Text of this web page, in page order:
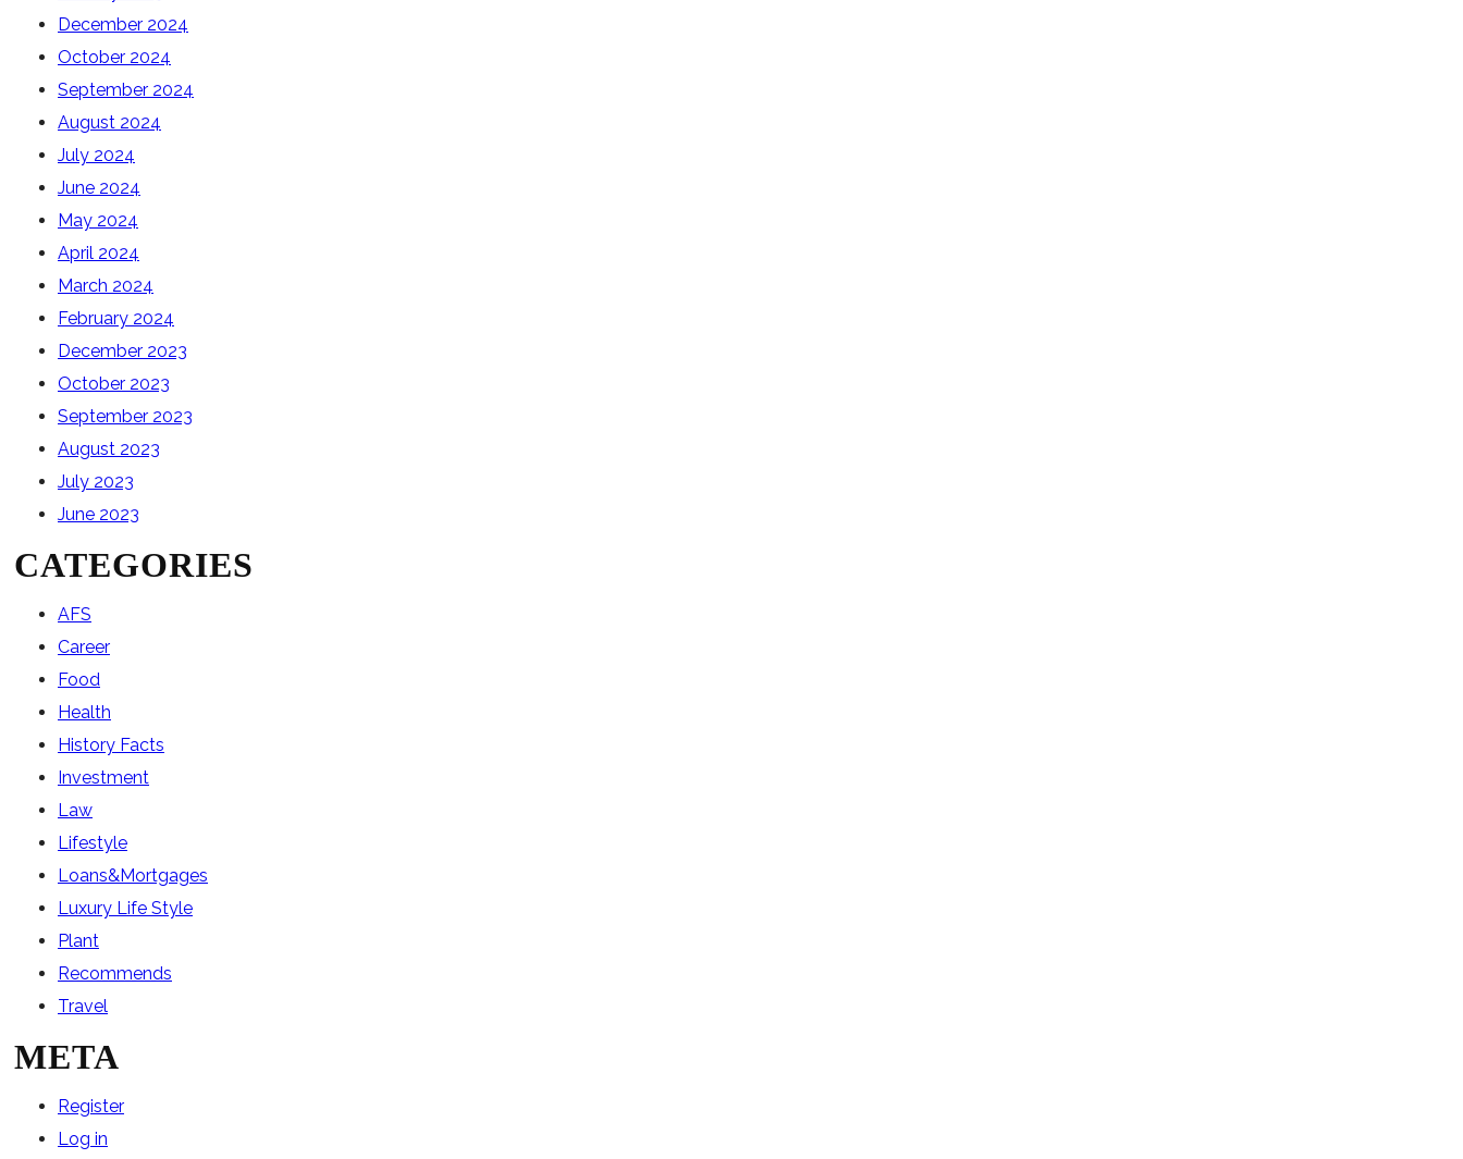
December 2024
October 2024
September 2024
August 2024
July 2024
June 2024
May 2024
April 2024
March 2024
February 2024
December 2023
October 2023
September 2023
August 2023
July 2023
June 2023
CATEGORIES
AFS
Career
Food
Health
History Facts
Investment
Law
Lifestyle
Loans&Mortgages
Luxury Life Style
Plant
Recommends
Travel
META
Register
Log in